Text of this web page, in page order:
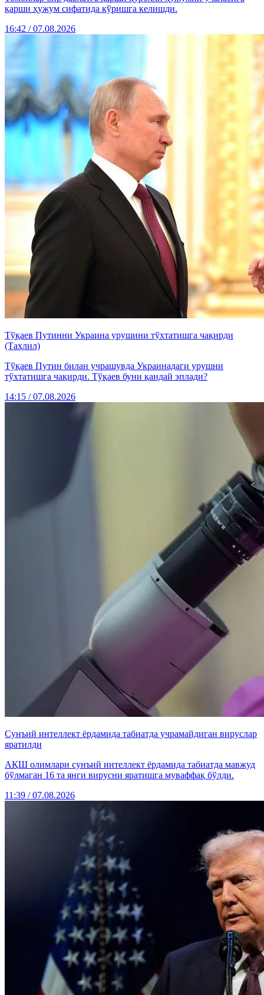
қарши ҳужум сифатида кўришга келишди.
16:42 / 07.08.2026
Тўқаев Путинни Украина урушини тўхтатишга чақирди
(Таҳлил)
Тўқаев Путин билан учрашувда Украинадаги урушни
тўхтатишга чақирди. Тўқаев буни қандай эплади?
14:15 / 07.08.2026
Сунъий интеллект ёрдамида табиатда учрамайдиган вируслар
яратилди
АҚШ олимлари сунъий интеллект ёрдамида табиатда мавжуд
бўлмаган 16 та янги вирусни яратишга муваффақ бўлди.
11:39 / 07.08.2026